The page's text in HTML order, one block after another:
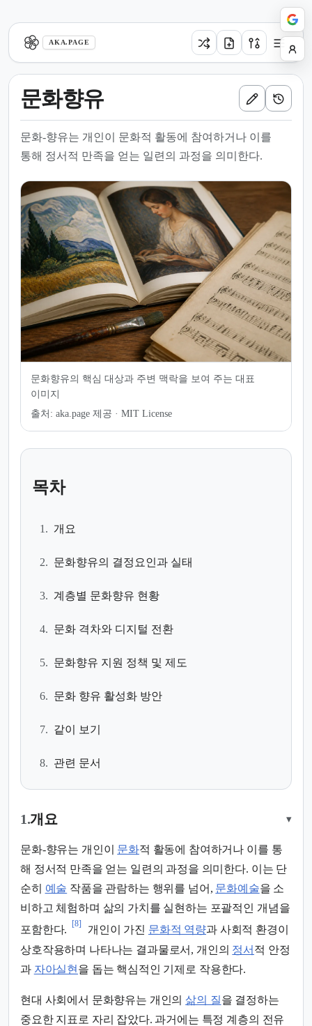
AKA.PAGE
문화향유
문화-향유는 개인이 문화적 활동에 참여하거나 이를
통해 정서적 만족을 얻는 일련의 과정을 의미한다.
문화향유의 핵심 대상과 주변 맥락을 보여 주는 대표
이미지
출처: aka.page 제공 · MIT License
목차
1. 개요
2. 문화향유의 결정요인과 실태
3. 계층별 문화향유 현황
4. 문화 격차와 디지털 전환
5. 문화향유 지원 정책 및 제도
6. 문화 향유 활성화 방안
7. 같이 보기
8. 관련 문서
1.개요 ▾
문화-향유는 개인이 문화적 활동에 참여하거나 이를 통
해 정서적 만족을 얻는 일련의 과정을 의미한다. 이는 단
순히 예술 작품을 관람하는 행위를 넘어, 문화예술을 소
비하고 체험하며 삶의 가치를 실현하는 포괄적인 개념을
포함한다.
[8]
개인이 가진 문화적 역량과 사회적 환경이
상호작용하며 나타나는 결과물로서, 개인의 정서 적 안정
과 자아실현 을 돕는 핵심적인 기제로 작용한다.
현대 사회에서 문화향유는 개인의삶의 질을 결정하는
중요한 지표로 자리 잡았다. 과거에는 특정 계층의 전유